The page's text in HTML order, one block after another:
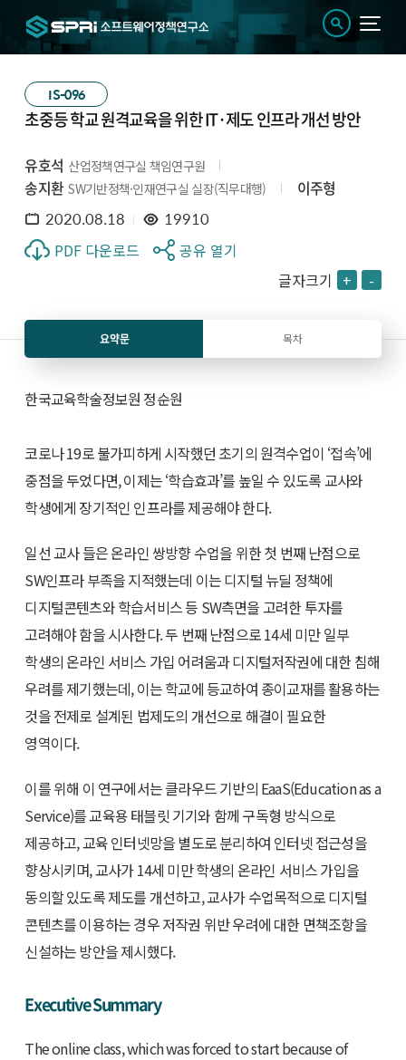
IS-096
초중등 학교 원격교육을 위한 IT·제도 인프라 개선 방안
유호석 산업정책연구실 책임연구원
송지환 SW기반정책·인재연구실 실장(직무대행) 이주형
2020.08.18 19910
PDF 다운로드
공유 열기
글자크기 + -
요약문 목차
한국교육학술정보원 정순원
코로나 19로 불가피하게 시작했던 초기의 원격수업이 ‘접속’에
중점을 두었다면, 이제는 ‘학습효과’를 높일 수 있도록 교사와
학생에게 장기적인 인프라를 제공해야 한다.
일선 교사 들은 온라인 쌍방향 수업을 위한 첫 번째 난점으로
SW인프라 부족을 지적했는데 이는 디지털 뉴딜 정책에
디지털콘텐츠와 학습서비스 등 SW측면을 고려한 투자를
고려해야 함을 시사한다. 두 번째 난점으로 14세 미만 일부
학생의 온라인 서비스 가입 어려움과 디지털저작권에 대한 침해
우려를 제기했는데, 이는 학교에 등교하여 종이교재를 활용하는
것을 전제로 설계된 법제도의 개선으로 해결이 필요한
영역이다.
이를 위해 이 연구에서는 클라우드 기반의 EaaS(Education as a
Service)를 교육용 태블릿 기기와 함께 구독형 방식으로
제공하고, 교육 인터넷망을 별도로 분리하여 인터넷 접근성을
향상시키며, 교사가 14세 미만 학생의 온라인 서비스 가입을
동의할 있도록 제도를 개선하고, 교사가 수업목적으로 디지털
콘텐츠를 이용하는 경우 저작권 위반 우려에 대한 면책조항을
신설하는 방안을 제시했다.
Executive Summary
The online class, which was forced to start because of